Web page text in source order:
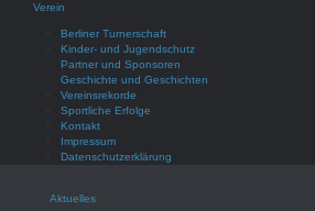
Verein
Berliner Turnerschaft
Kinder- und Jugendschutz
Partner und Sponsoren
Geschichte und Geschichten
Vereinsrekorde
Sportliche Erfolge
Kontakt
Impressum
Datenschutzerklärung
Aktuelles